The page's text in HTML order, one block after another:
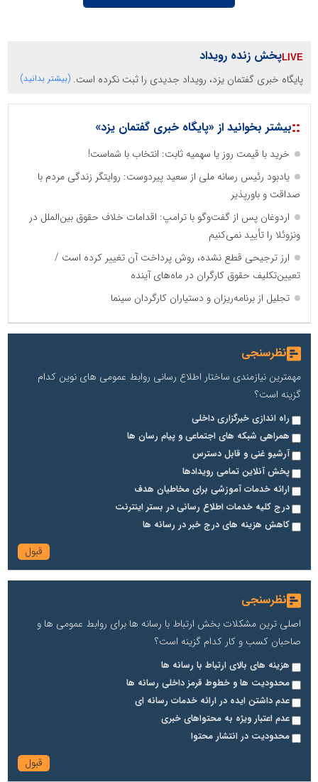
پخش زنده رویداد
پایگاه خبری گفتمان یزد، رویداد جدیدی را ثبت نکرده است. (بیشتر بدانید)
::بیشتر بخوانید از «پایگاه خبری گفتمان یزد»
خرید با قیمت روز یا سهمیه ثابت: انتخاب با شماست!
یادبود رئیس رسانه ملی از سعید پیردوست: روایتگر زندگی مردم با
صداقت و باورپذیر
اردوغان پس از گفت‌وگو با ترامپ: اقدامات خلاف حقوق بین‌الملل در
ونزوئلا را تأیید نمی‌کنیم
ارز ترجیحی قطع نشده، روش پرداخت آن تغییر کرده است /
تعیین‌تکلیف حقوق کارگران در ماه‌های آینده
تجلیل از برنامه‌ریزان و دستیاران کارگردان سینما
نظرسنجی
مهمترین نیازمندی ساختار اطلاع رسانی روابط عمومی های نوین کدام
گزینه است؟
راه اندازی خبرگزاری داخلی
همراهی شبکه های اجتماعی و پیام رسان ها
آرشیو غنی و قابل دسترس
پخش آنلاین تمامی رویدادها
ارائه خدمات آموزشی برای مخاطیان هدف
درج کلیه خدمات اطلاع رسانی در بستر اینترنت
کاهش هزینه های درج خبر در رسانه ها
نظرسنجی
اصلی ترین مشکلات بخش ارتباط با رسانه ها برای روابط عمومی ها و
صاحبان کسب و کار کدام گزینه است؟
هزینه های بالای ارتباط با رسانه ها
محدودیت ها و خطوط قرمز داخلی رسانه ها
عدم داشتن ایده در ارائه خدمات رسانه ای
عدم اعتبار ویژه به محتواهای خبری
محدودیت در انتشار محتوا